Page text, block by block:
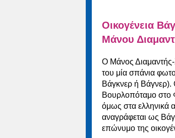
Οικογένεια
Μάνου
Ο Μάνος
του μία σπάνια
Βάγκνερ ή Βάγνερ).
Βουρλοπόταμο στο
όμως στα ελληνικά
αναγράφεται ως
επώνυμο της